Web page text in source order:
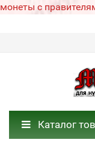
монеты с
Каталог